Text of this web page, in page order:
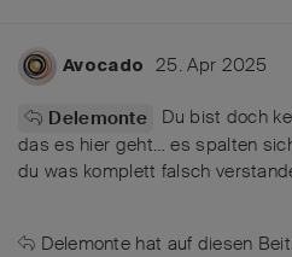
Avocado 25. Apr 2025
Delemonte
Du bist doch
das es hier geht… es spalten
du was komplett falsch
Delemonte hat auf diesen